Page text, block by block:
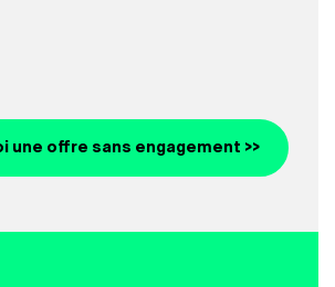
une offre sans engagement >>